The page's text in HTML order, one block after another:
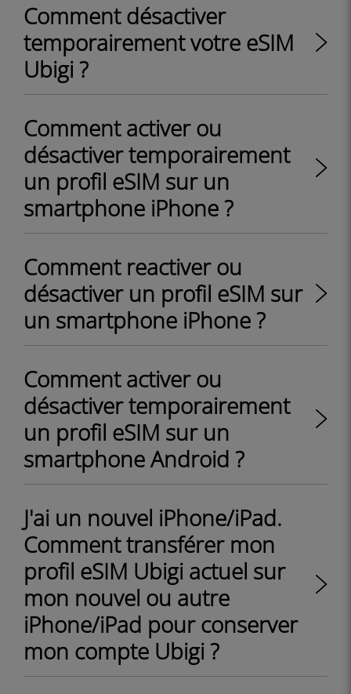
Comment désactiver
temporairement votre eSIM
Ubigi ?
Comment activer ou
désactiver temporairement
un profil eSIM sur un
smartphone iPhone ?
Comment reactiver ou
désactiver un profil eSIM sur
un smartphone iPhone ?
Comment activer ou
désactiver temporairement
un profil eSIM sur un
smartphone Android ?
J'ai un nouvel iPhone/iPad.
Comment transférer mon
profil eSIM Ubigi actuel sur
mon nouvel ou autre
iPhone/iPad pour conserver
mon compte Ubigi ?